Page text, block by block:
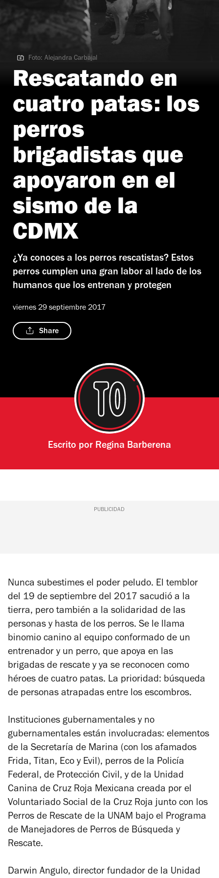
Foto: Alejandra Carbajal
Foto: Alejandra Carbajal
Rescatando en
cuatro patas: los
perros
brigadistas que
apoyaron en el
sismo de la
CDMX
¿Ya conoces a los perros rescatistas? Estos
perros cumplen una gran labor al lado de los
humanos que los entrenan y protegen
viernes 29 septiembre 2017
Share
Escrito por Regina Barberena
PUBLICIDAD
Nunca subestimes el poder peludo. El temblor
del 19 de septiembre del 2017 sacudió a la
tierra, pero también a la solidaridad de las
personas y hasta de los perros. Se le llama
binomio canino al equipo conformado de un
entrenador y un perro, que apoya en las
brigadas de rescate y ya se reconocen como
héroes de cuatro patas. La prioridad: búsqueda
de personas atrapadas entre los escombros.
Instituciones gubernamentales y no
gubernamentales están involucradas: elementos
de la Secretaría de Marina (con los afamados
Frida, Titan, Eco y Evil), perros de la Policía
Federal, de Protección Civil, y de la Unidad
Canina de Cruz Roja Mexicana creada por el
Voluntariado Social de la Cruz Roja junto con los
Perros de Rescate de la UNAM bajo el Programa
de Manejadores de Perros de Búsqueda y
Rescate.
Darwin Angulo, director fundador de la Unidad